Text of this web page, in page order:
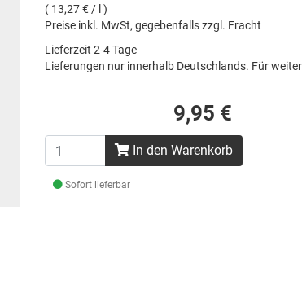
( 13,27 € / l )
Preise inkl. MwSt, gegebenfalls zzgl. Fracht
Lieferzeit 2-4 Tage
Lieferungen nur innerhalb Deutschlands. Für
9,95 €
In den Warenkorb
Sofort lieferbar